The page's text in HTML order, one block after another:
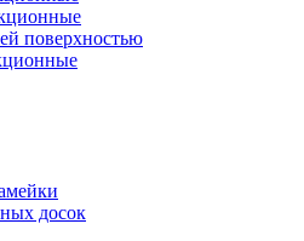
поверхностью
досок